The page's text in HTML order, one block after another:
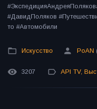
#ДавидПоляков
то #Автомобили
Искусство PoAN
3207 API TV,